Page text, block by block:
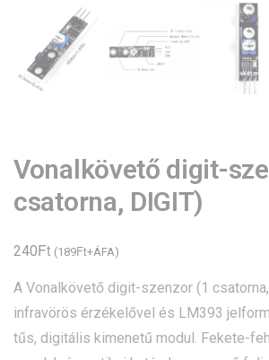
Vonalkövető digit-
csatorna, DIGIT)
240Ft (189Ft+ÁFA)
A Vonalkövető digit-szenzor (1 csatorna,
infravörös érzékelővel és LM393
tűs, digitális kimenetű modul. Fekete-